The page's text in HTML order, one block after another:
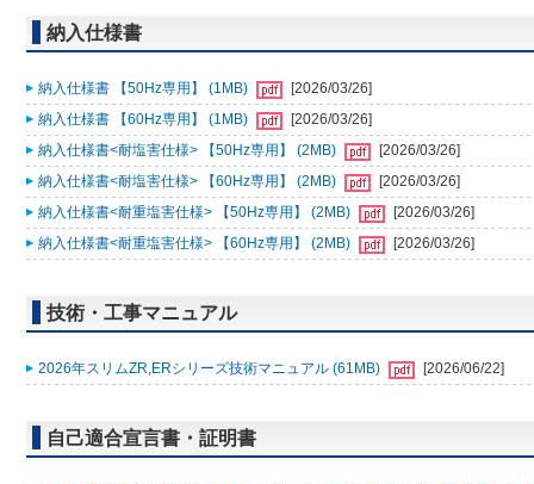
納入仕様書
納入仕様書 【50Hz専用】 (1MB)
[2026/03/26]
納入仕様書 【60Hz専用】 (1MB)
[2026/03/26]
納入仕様書<耐塩害仕様> 【50Hz専用】 (2MB)
[2026/03/26]
納入仕様書<耐塩害仕様> 【60Hz専用】 (2MB)
[2026/03/26]
納入仕様書<耐重塩害仕様> 【50Hz専用】 (2MB)
[2026/03/26]
納入仕様書<耐重塩害仕様> 【60Hz専用】 (2MB)
[2026/03/26]
技術・工事マニュアル
2026年スリムZR,ERシリーズ技術マニュアル (61MB) [2026/06/22]
自己適合宣言書・証明書